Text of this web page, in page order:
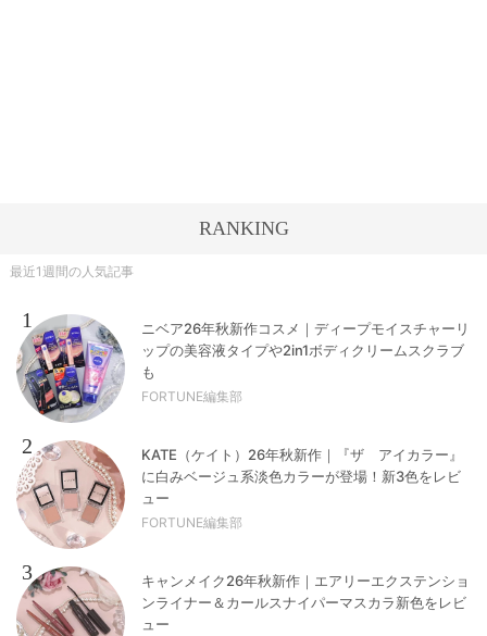
RANKING
最近1週間の人気記事
1
ニベア26年秋新作コスメ｜ディープモイスチャーリ
ップの美容液タイプや2in1ボディクリームスクラブ
も
FORTUNE編集部
2
KATE（ケイト）26年秋新作｜『ザ アイカラー』
に白みベージュ系淡色カラーが登場！新3色をレビ
ュー
FORTUNE編集部
3
キャンメイク26年秋新作｜エアリーエクステンショ
ンライナー＆カールスナイパーマスカラ新色をレビ
ュー